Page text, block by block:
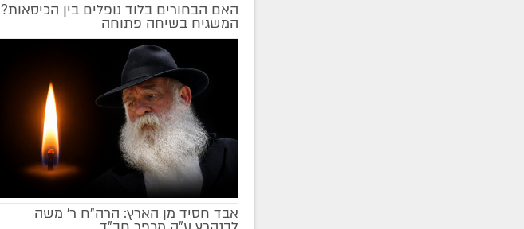
מקודם
האם הבחורים בלוד נופלים בין הכיסאות?
המשגיח בשיחה פתוחה
אבד חסיד מן הארץ: הרה"ח ר' משה